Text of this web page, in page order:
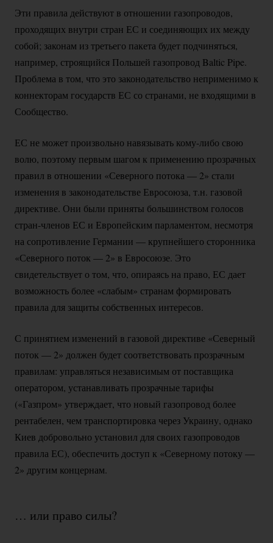
Эти правила действуют в отношении газопроводов,
проходящих внутри стран ЕС и соединяющих их между
собой; законам из третьего пакета будет подчиняться,
например, строящийся Польшей газопровод Baltic Pipe.
Проблема в том, что это законодательство неприменимо к
коннекторам государств ЕС со странами, не входящими в
Сообщество.
ЕС не может произвольно навязывать кому-либо свою
волю, поэтому первым шагом к применению прозрачных
правил в отношении «Северного потока — 2» стали
изменения в законодательстве Евросоюза, т.н. газовой
директиве. Они были приняты большинством голосов
стран-членов ЕС и Европейским парламентом, несмотря
на сопротивление Германии — крупнейшего сторонника
«Северного поток — 2» в Евросоюзе. Это
свидетельствует о том, что, опираясь на право, ЕС дает
возможность более «слабым» странам формировать
правила для защиты собственных интересов.
С принятием изменений в газовой директиве «Северный
поток — 2» должен будет соответствовать прозрачным
правилам: управляться независимым от поставщика
оператором, устанавливать прозрачные тарифы
(«Газпром» утверждает, что новый газопровод более
рентабелен, чем транспортировка через Украину, однако
Киев добровольно установил для своих газопроводов
правила ЕС), обеспечить доступ к «Северному потоку —
2» другим концернам.
… или право силы?